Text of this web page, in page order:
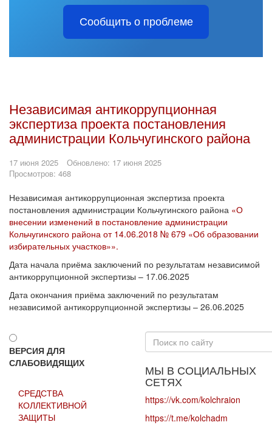
Сообщить о проблеме
Независимая антикоррупционная
экспертиза проекта постановления
администрации Кольчугинского района
17 июня 2025
Обновлено: 17 июня 2025
Просмотров: 468
Независимая антикоррупционная экспертиза проекта
постановления администрации Кольчугинского района «О
внесении изменений в постановление администрации
Кольчугинского района от 14.06.2018 № 679 «Об образовании
избирательных участков»».
Дата начала приёма заключений по результатам независимой
антикоррупционной экспертизы – 17.06.2025
Дата окончания приёма заключений по результатам
независимой антикоррупционной экспертизы – 26.06.2025
ВЕРСИЯ ДЛЯ
СЛАБОВИДЯЩИХ
СРЕДСТВА
КОЛЛЕКТИВНОЙ
ЗАЩИТЫ
Искать...
МЫ В СОЦИАЛЬНЫХ
СЕТЯХ
https://vk.com/kolchraion
https://t.me/kolchadm